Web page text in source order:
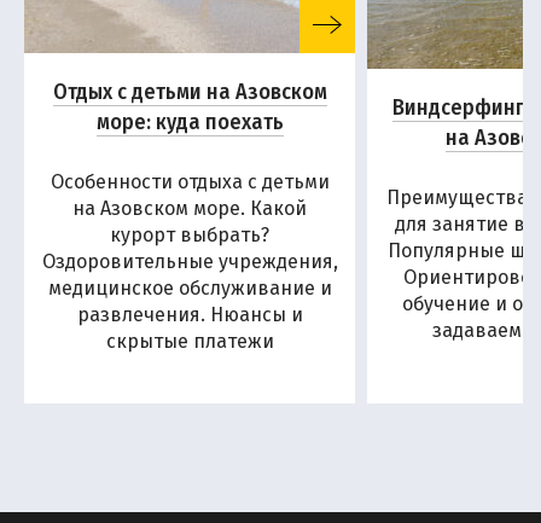
Отдых с детьми на Азовском
море: куда поехать
Особенности отдыха с детьми
на Азовском море. Какой
курорт выбрать?
Оздоровительные учреждения,
медицинское обслуживание и
развлечения. Нюансы и
скрытые платежи
Виндсерфинг
на
Преимущества
для занятие
Популярные
обучение и